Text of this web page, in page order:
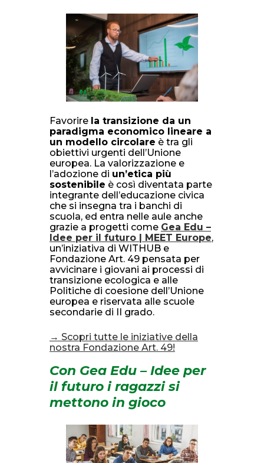
Favorire la transizione da un
paradigma economico lineare a
un modello circolare è tra gli
obiettivi urgenti dell’Unione
europea. La valorizzazione e
l’adozione di un’etica più
sostenibile è così diventata parte
integrante dell’educazione civica
che si insegna tra i banchi di
scuola, ed entra nelle aule anche
grazie a progetti come Gea Edu –
Idee per il futuro | MEET Europe,
un’iniziativa di WITHUB e
Fondazione Art. 49 pensata per
avvicinare i giovani ai processi di
transizione ecologica e alle
Politiche di coesione dell’Unione
europea e riservata alle scuole
secondarie di II grado.
→ Scopri tutte le iniziative della
nostra Fondazione Art. 49!
Con Gea Edu – Idee per
il futuro i ragazzi si
mettono in gioco